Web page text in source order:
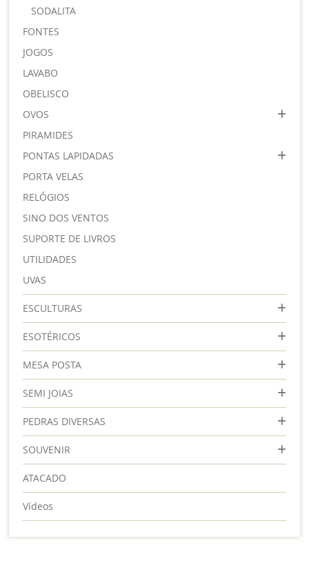
SODALITA
FONTES
JOGOS
LAVABO
OBELISCO
OVOS
PIRAMIDES
PONTAS LAPIDADAS
PORTA VELAS
RELÓGIOS
SINO DOS VENTOS
SUPORTE DE LIVROS
UTILIDADES
UVAS
ESCULTURAS
ESOTÉRICOS
MESA POSTA
SEMI JOIAS
PEDRAS DIVERSAS
SOUVENIR
ATACADO
Vídeos